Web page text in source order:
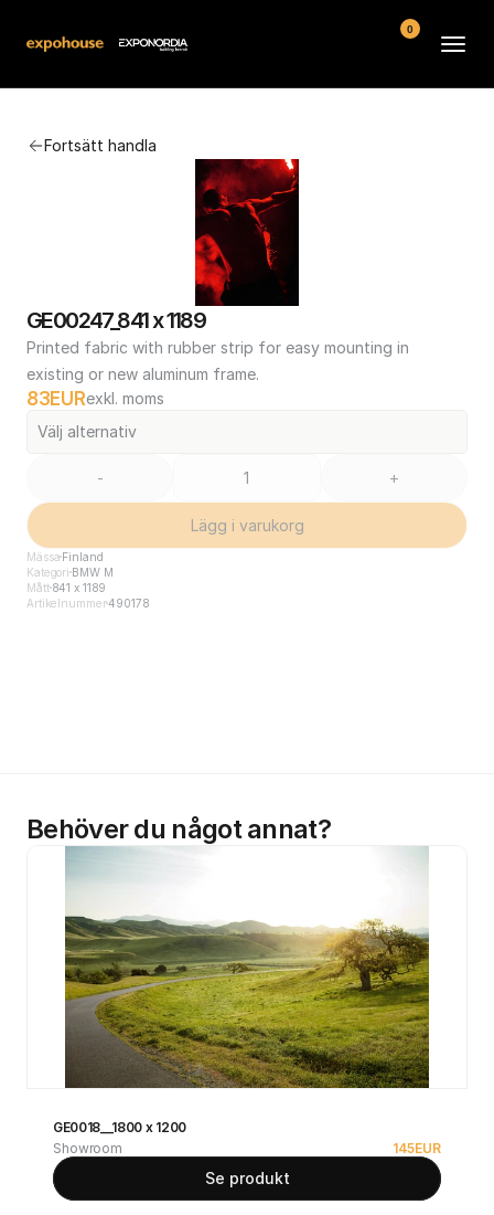
Fortsätt handla
GE00247_841 x 1189
Printed fabric with rubber strip for easy mounting in
existing or new aluminum frame.
83EURexkl. moms
Välj alternativ
- +
Lägg i varukorg
Mässa Finland
Kategori BMW M
Mått841 x 1189
Artikelnummer490178
Behöver du något annat?
GE0018__1800 x 1200
Showroom
145EUR
Se produkt
Kontakt
Köpvillkor
0